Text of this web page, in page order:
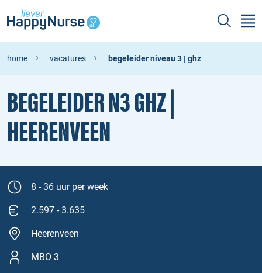
home vacatures begeleider niveau 3 | ghz
BEGELEIDER N3 GHZ |
HEERENVEEN
8 - 36 uur per week
2.597 - 3.635
Heerenveen
MBO 3